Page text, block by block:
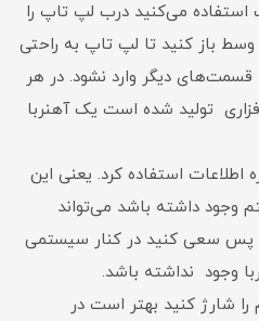
می‌کنید درب لپ تاپ را
وسط باز کنید تا لپ تاپ به راحتی
دیگر وارد نشود. در هر
تولید شده است یک آهنربا
اطلاعات استفاده کرد. یعنی این
وجود داشته باشد می‌تواند
پس سعی کنید در کنار سیستمی‌
وجود نداشته باشد.
شارژ کنید بهتر است در